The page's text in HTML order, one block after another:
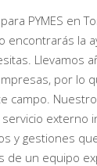
PYMES en
encontrarás la
Llevamos
por lo
campo.
externo
y gestiones
de un equipo